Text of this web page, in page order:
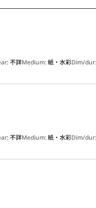
: 不詳Medium:紙・水彩Dim/
: 不詳Medium:紙・水彩Dim/